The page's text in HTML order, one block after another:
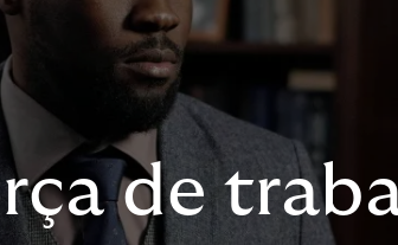
de